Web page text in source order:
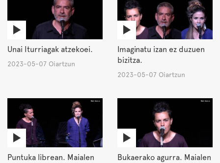
Unai Iturriagak atzekoei.
2023-05-07 Oiartzun
Imaginatu izan ez duzuen
bizitza.
2023-05-07 Oiartzun
Puntuka librean. Maialen
Bukaerako agurra. Maialen